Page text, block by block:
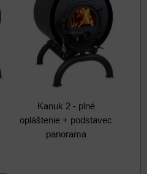
Kanuk 2 - plné
opláštenie + podstavec
panorama